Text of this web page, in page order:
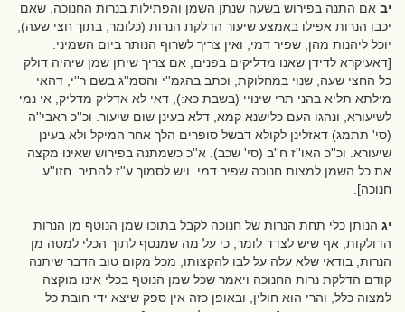
יב אם התנה בפירוש בשעה שנתן השמן והפתילות בנרות החנוכה, שאם
יכבו הנרות אפילו באמצע שיעור הדלקת הנרות (כלומר, בתוך חצי שעה),
יוכל ליהנות מהן, שפיר דמי, ואין צריך לשרוף הנותר ביום השמיני.
[דאעיקרא לדידן שאנו מדליקים בפנים, אם צריך שיתן שמן שיהיה דולק
כל החצי שעה, שנוי במחלוקת, וכתב בהגמ''י והסמ''ג בשם ר''י, דהאי
מילתא תליא בהני תרי שינויי (בשבת כא:), דאי לא אדליק מדליק, אי נמי
לשיעורא, ונהגו העם כלישנא קמא, דלא בעינן שום שיעור. וכ''כ ראבי''ה
(סי' תתמג) דאזלינן לקולא דבשל סופרים הלך אחר המיקל ולא בעינן
שיעורא. וכ''כ האו''ז ח''ב (סי' שכב). א''כ כשמתנה בפירוש שאינו מקצה
את כל השמן למצות חנוכה שפיר דמי. ויש לסמוך ע''ז להתיר. חזו''ע
חנוכה].
יג הנותן כלי תחת הנרות של חנוכה לקבל בתוכו שמן הנוטף מן הנרות
הדולקות, אף שיש לצדד לומר, כי על מה שמנטף לתוך הכלי למטה מן
הנרות, בודאי שלא עלה על לבו להקצותו, מכל מקום טוב הדבר שיתנה
קודם הדלקת נרות החנוכה ויאמר שכל שמן הנוטף בכלי אינו מוקצה
למצוה כלל, והרי הוא חולין, ובאופן כזה אין ספק שיצא ידי חובת כל